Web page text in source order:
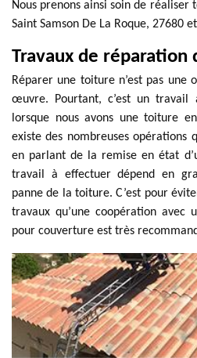
Nous prenons ainsi soin de
Saint Samson De La Roque, 27680
Travaux de réparation
Réparer une toiture n’est pas
œuvre. Pourtant, c’est un travail
lorsque nous avons une toiture
existe des nombreuses opérations
en parlant de la remise en état
travail à effectuer dépend en
panne de la toiture. C’est pour
travaux qu’une coopération avec
pour couverture est très